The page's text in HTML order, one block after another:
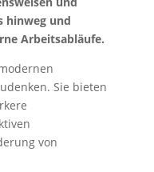
hinweg und
Arbeitsabläufe.
Sie bieten
von